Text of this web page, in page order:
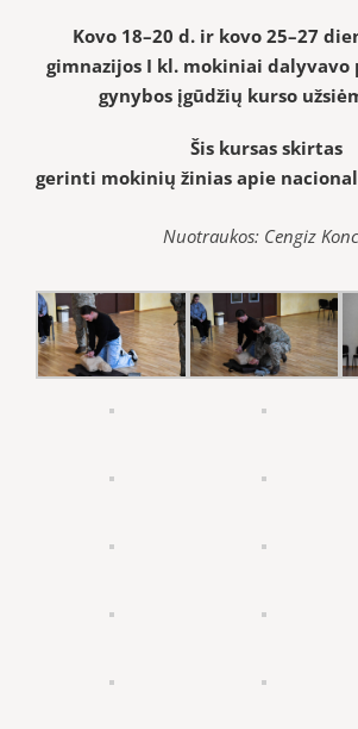
Kovo 18–20 d. ir kovo 25–27
gimnazijos I kl. mokiniai
gynybos įgūdžių kurso
Šis kursas skirtas
gerinti mokinių žinias apie
Nuotraukos: Cengiz